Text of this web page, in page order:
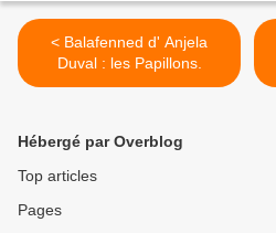
< Balafenned d' Anjela
Duval : les Papillons.
Hébergé par Overblog
Top articles
Pages